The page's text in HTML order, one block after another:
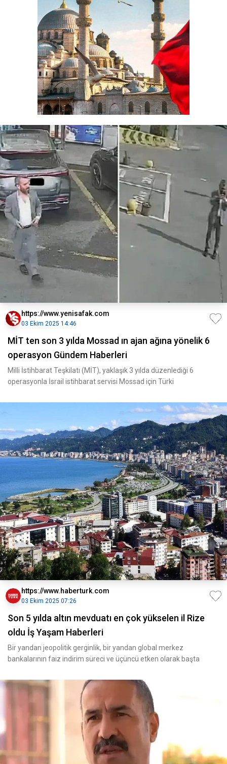
https://www.yenisafak.com
03 Ekim 2025 14:46
MİT ten son 3 yılda Mossad ın ajan ağına yönelik 6
operasyon Gündem Haberleri
Milli İstihbarat Teşkilatı (MİT), yaklaşık 3 yılda düzenlediği 6
operasyonla İsrail istihbarat servisi Mossad için Türki
https://www.haberturk.com
03 Ekim 2025 07:26
Son 5 yılda altın mevduatı en çok yükselen il Rize
oldu İş Yaşam Haberleri
Bir yandan jeopolitik gerginlik, bir yandan global merkez
bankalarının faiz indirim süreci ve üçüncü etken olarak başta